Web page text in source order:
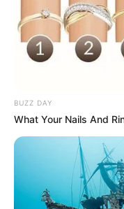
Privacy Policy
BUZZ DAY
What Your Nails And